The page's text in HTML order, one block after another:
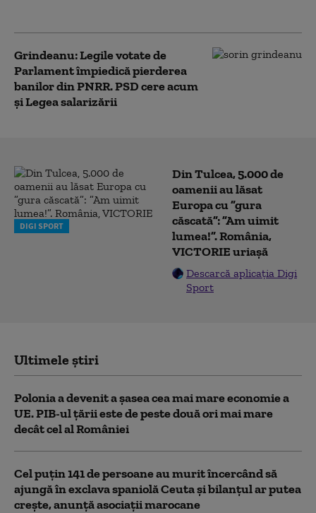
Grindeanu: Legile votate de
Parlament împiedică pierderea
banilor din PNRR. PSD cere acum
și Legea salarizării
DIGI SPORT
Din Tulcea, 5.000 de
oamenii au lăsat
Europa cu ”gura
căscată”: ”Am uimit
lumea!”. România,
VICTORIE uriașă
Descarcă aplicația Digi
Sport
Ultimele știri
Polonia a devenit a șasea cea mai mare economie a
UE. PIB-ul țării este de peste două ori mai mare
decât cel al României
Cel puţin 141 de persoane au murit încercând să
ajungă în exclava spaniolă Ceuta şi bilanţul ar putea
creşte, anunță asociații marocane